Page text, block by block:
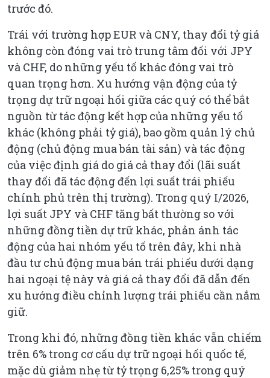
trước đó.
Trái với trường hợp EUR và CNY, thay đổi tỷ giá
không còn đóng vai trò trung tâm đối với JPY
và CHF, do những yếu tố khác đóng vai trò
quan trọng hơn. Xu hướng vận động của tỷ
trọng dự trữ ngoại hối giữa các quý có thể bắt
nguồn từ tác động kết hợp của những yếu tố
khác (không phải tỷ giá), bao gồm quản lý chủ
động (chủ động mua bán tài sản) và tác động
của việc định giá do giá cả thay đổi (lãi suất
thay đổi đã tác động đến lợi suất trái phiếu
chính phủ trên thị trường). Trong quý I/2026,
lợi suất JPY và CHF tăng bất thường so với
những đồng tiền dự trữ khác, phản ánh tác
động của hai nhóm yếu tố trên đây, khi nhà
đầu tư chủ động mua bán trái phiếu dưới dạng
hai ngoại tệ này và giá cả thay đổi đã dẫn đến
xu hướng điều chỉnh lượng trái phiếu cần nắm
giữ.
Trong khi đó, những đồng tiền khác vẫn chiếm
trên 6% trong cơ cấu dự trữ ngoại hối quốc tế,
mặc dù giảm nhẹ từ tỷ trọng 6,25% trong quý